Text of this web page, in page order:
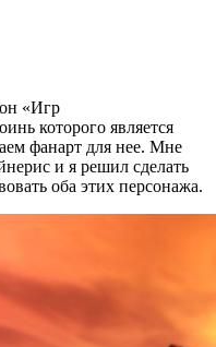
«Игр
которого является
фанарт для нее. Мне
и я решил сделать
оба этих персонажа.